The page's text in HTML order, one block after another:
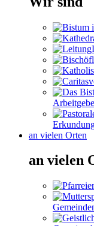
an vielen Orten
an vielen